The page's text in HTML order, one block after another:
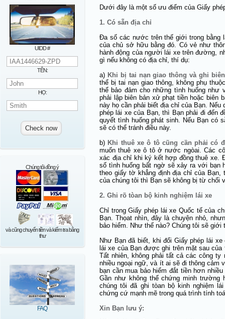
UIDD #
TÊN:
HỌ:
Chúng tôi đồng ý
và cũng chuyển tiền và kiểm tra bằng
thư
FAQ
Dưới đây là một số ưu điểm của Giấy
1. Có sẵn địa chỉ
Đa số các nước trên thế giới trong bằng
của chủ sở hữu bằng đó. Có vẻ như
hành động của người lái xe trên đường,
gì nếu không có địa chỉ, thí dụ:
a) Khi bị tai nạn giao thông và ghi
thể bị tai nạn giao thông, không phụ
thể bảo đảm cho những tình huống như
phải lập biên bản xử phạt tiền hoặc biên
này họ cần phải biết địa chỉ của Bạn.
phép lái xe của Bạn, thì Bạn phải đi đến
quyết tình huống phát sinh. Nếu Bạn có
sẽ có thể tránh điều này.
b) Khi thuê xe ô tô cũng cần phải có
muốn thuê xe ô tô ở nước ngòai. Các
xác địa chỉ khi ký kết hợp đồng thuê xe.
số tình huống bất ngờ sẽ xảy ra với bạn
theo giấy tờ khẳng định địa chỉ của
của chúng tôi thì Bạn sẽ không bị từ chối
2. Ghi rõ tòan bộ kinh nghiệm lái xe
Chỉ trong Giấy phép lái xe Quốc tế của
Bạn. Thọat nhìn, đây là chuyện nhỏ,
bảo hiểm. Như thế nào? Chúng tôi sẽ giới
Như Bạn đã biết, khi đổi Giấy phép lái
lái xe của Bạn được ghi trên mặt sau
Tất nhiên, không phải tất cả các công
nhiều ngoại ngữ, và ít ai sẽ đi thông cảm
bạn cần mua bảo hiểm đắt tiền hơn
Gần như không thể chứng minh trường
chúng tôi đã ghi tòan bộ kinh nghiệm
chứng cứ mạnh mẽ trong quá trình tính
Xin Bạn lưu ý: